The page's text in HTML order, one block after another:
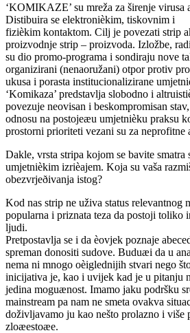
‘KOMIKAZE’ su mreža za širenje virusa
Distibuira se elektronièkim, tiskovnim i
fizièkim kontaktom. Cilj je povezati strip
proizvodnje strip – proizvoda. Izložbe,
su dio promo-programa i sondiraju nove
organizirani (nenaoružani) otpor protiv
ukusa i porasta institucionalizirane
‘Komikaza’ predstavlja slobodno i
povezuje neovisan i beskompromisan
odnosu na postojeæu umjetnièku praksu
prostorni prioriteti vezani su za neprofitne
Dakle, vrsta stripa kojom se bavite smatra
umjetnièkim izrièajem. Koja su vaša
obezvrjeðivanja istog?
Kod nas strip ne uživa status relevantnog
popularna i priznata teza da postoji toliko
ljudi.
Pretpostavlja se i da èovjek poznaje
spreman donositi sudove. Buduæi da u
nema ni mnogo oèiglednijih stvari nego
inicijativa je, kao i uvijek kad je u pitanju
jedina moguænost. Imamo jaku podršku
mainstream pa nam ne smeta ovakva
doživljavamo ju kao nešto prolazno i više
zloæestoæe.